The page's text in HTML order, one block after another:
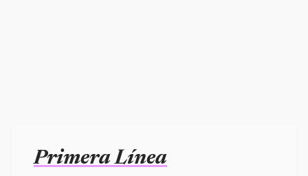
Primera Línea